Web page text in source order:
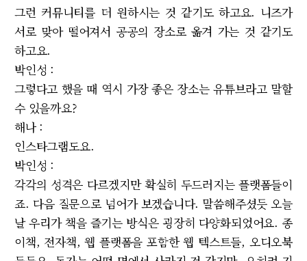
그런 커뮤니티를 더 원하시는 것 같기도 하고요. 니즈가
서로 맞아 떨어져서 공공의 장소로 옮겨 가는 것 같기도
하고요.
박인성 :
그렇다고 했을 때 역시 가장 좋은 장소는 유튜브라고 말할
수 있을까요?
해나 :
인스타그램도요.
박인성 :
각각의 성격은 다르겠지만 확실히 두드러지는 플랫폼들이
죠. 다음 질문으로 넘어가 보겠습니다. 말씀해주셨듯 오늘
날 우리가 책을 즐기는 방식은 굉장히 다양화되었어요. 종
이책, 전자책, 웹 플랫폼을 포함한 웹 텍스트들, 오디오북